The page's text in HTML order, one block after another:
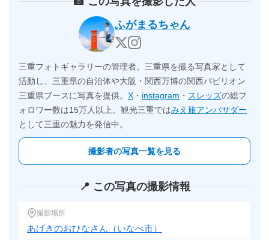
ふがまるちゃん
三重フォトギャラリーの管理者。三重県を撮る写真家として
活動し、三重県の自治体や大阪・関西万博の関西パビリオン
三重県ブースに写真を提供。 X ・ instagram ・ スレッズの総フ
ォロワー数は15万人以上。観光三重ではみえ旅アンバサダー
として三重の魅力を発信中。
撮影者の写真一覧を見る
📍 この写真の撮影情報
撮影場所
あげきのおひなさん（いなべ市）